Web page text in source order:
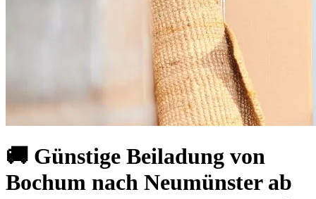
🚚 Günstige Beiladung von
Bochum nach Neumünster ab